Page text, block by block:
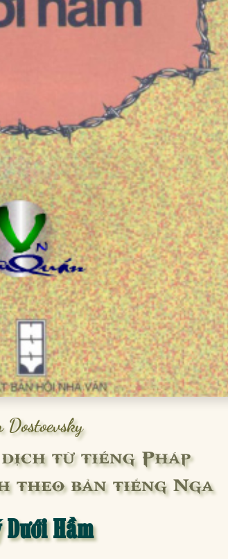
Dostoevsky
từ tiếng Pháp
theo bản tiếng Nga
Hầm